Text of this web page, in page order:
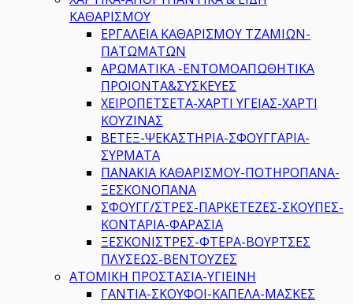
ΚΑΘΑΡΙΣΜΟΥ
ΕΡΓΑΛΕΙΑ ΚΑΘΑΡΙΣΜΟΥ ΤΖΑΜΙΩΝ-
ΠΑΤΩΜΑΤΩΝ
ΑΡΩΜΑΤΙΚΑ -ΕΝΤΟΜΟΑΠΩΘΗΤΙΚΑ
ΠΡΟΙΟΝΤΑ&ΣΥΣΚΕΥΕΣ
ΧΕΙΡΟΠΕΤΣΕΤΑ-ΧΑΡΤΙ ΥΓΕΙΑΣ-ΧΑΡΤΙ
ΚΟΥΖΙΝΑΣ
ΒΕΤΕΞ-ΨΕΚΑΣΤΗΡΙΑ-ΣΦΟΥΓΓΑΡΙΑ-
ΣΥΡΜΑΤΑ
ΠΑΝΑΚΙΑ ΚΑΘΑΡΙΣΜΟΥ-ΠΟΤΗΡΟΠΑΝΑ-
ΞΕΣΚΟΝΟΠΑΝΑ
ΣΦΟΥΓΓ/ΣΤΡΕΣ-ΠΑΡΚΕΤΕΖΕΣ-ΣΚΟΥΠΕΣ-
ΚΟΝΤΑΡΙΑ-ΦΑΡΑΣΙΑ
ΞΕΣΚΟΝΙΣΤΡΕΣ-ΦΤΕΡΑ-ΒΟΥΡΤΣΕΣ
ΠΛΥΣΕΩΣ-ΒΕΝΤΟΥΖΕΣ
ΑΤΟΜΙΚΗ ΠΡΟΣΤΑΣΙΑ-ΥΓΙΕΙΝΗ
ΓΑΝΤΙΑ-ΣΚΟΥΦΟΙ-ΚΑΠΕΛΑ-ΜΑΣΚΕΣ